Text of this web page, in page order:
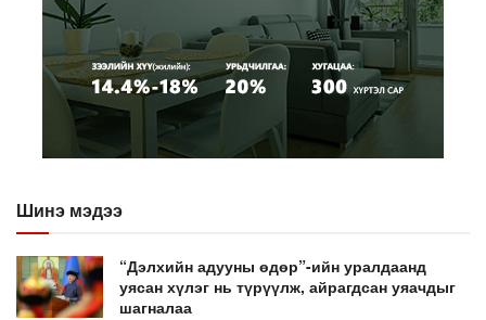
Шинэ мэдээ
“Дэлхийн адууны өдөр”-ийн уралдаанд
уясан хүлэг нь түрүүлж, айрагдсан уяачдыг
шагналаа